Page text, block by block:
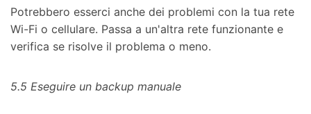
Potrebbero esserci anche dei problemi con la tua rete
Wi-Fi o cellulare. Passa a un'altra rete funzionante e
verifica se risolve il problema o meno.
5.5 Eseguire un backup manuale